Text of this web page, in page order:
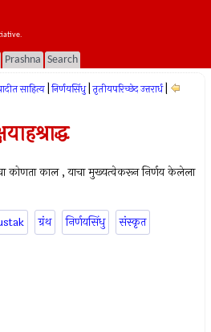
Prashna Search
साहित्य निर्णयसिंधु तृतीयपरिच्छेद उत्तरार्ध
कोणता काल , याचा मुख्यत्वेकरून निर्णय केलेला
ग्रंथ निर्णयसिंधु संस्कृत